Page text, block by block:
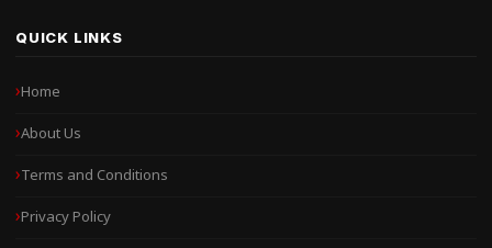
QUICK LINKS
Home
About Us
Terms and Conditions
Privacy Policy